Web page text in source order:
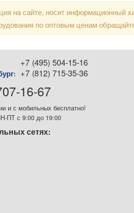
на сайте, носит информационный
по оптовым ценам
+7 (495) 504-15-16
: +7 (812) 715-35-36
16-67
и с мобильных бесплатно!
ПТ с 9:00 до 19:00
сетях: